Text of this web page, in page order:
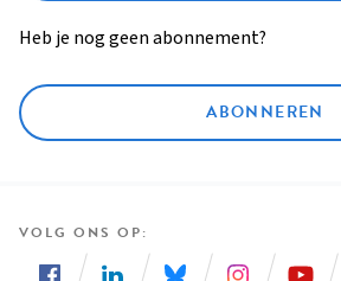
Heb je nog geen abonnement?
ABONNEREN
VOLG ONS OP